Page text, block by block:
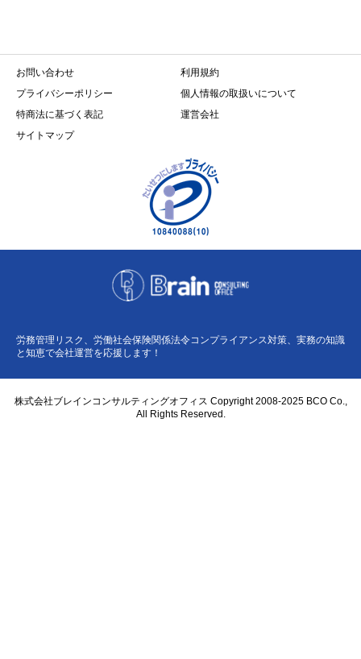
お問い合わせ
利用規約
プライバシーポリシー
個人情報の取扱いについて
特商法に基づく表記
運営会社
サイトマップ
労務管理リスク、労働社会保険関係法令コンプライアンス対策、実務の知識
と知恵で会社運営を応援します！
株式会社ブレインコンサルティングオフィス Copyright 2008-2025 BCO Co.,
All Rights Reserved.